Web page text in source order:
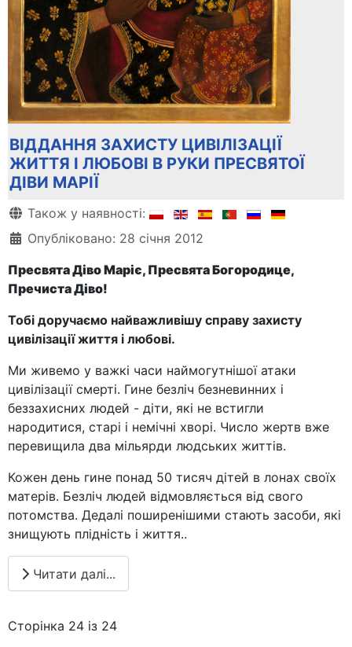
ВІДДАННЯ ЗАХИСТУ ЦИВІЛІЗАЦІЇ
ЖИТТЯ І ЛЮБОВІ В РУКИ ПРЕСВЯТОЇ
ДІВИ МАРІЇ
Деталі
Також у наявності:
Опубліковано: 28 січня 2012
Пресвята Діво Маріє, Пресвята Богородице,
Пречиста Діво!
Тобі доручаємо найважливішу справу захисту
цивілізації життя і любові.
Ми живемо у важкі часи наймогутнішої атаки
цивілізації смерті. Гине безліч безневинних і
беззахисних людей - діти, які не встигли
народитися, старі і немічні хворі. Число жертв вже
перевищила два мільярди людських життів.
Кожен день гине понад 50 тисяч дітей в лонах своїх
матерів. Безліч людей відмовляється від свого
потомства. Дедалі поширенішими стають засоби, які
знищують плідність і життя..
Читати далі...
Сторінка 24 із 24